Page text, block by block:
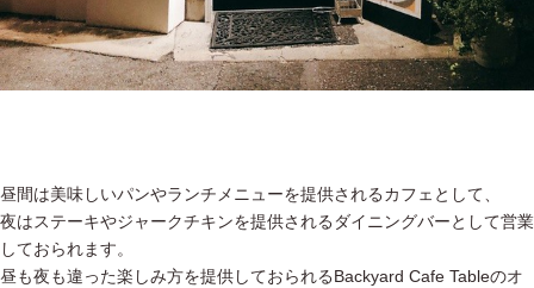
昼間は美味しいパンやランチメニューを提供されるカフェとして、
夜はステーキやジャークチキンを提供されるダイニングバーとして営業
しておられます。
昼も夜も違った楽しみ方を提供しておられるBackyard Cafe Tableのオ